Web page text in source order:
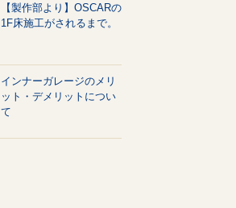
【製作部より】OSCARの
1F床施工がされるまで。
インナーガレージのメリ
ット・デメリットについ
て